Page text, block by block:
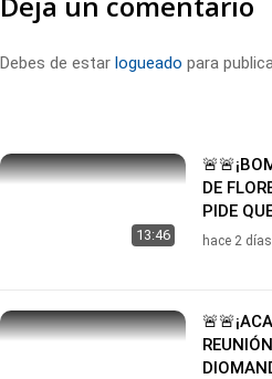
Debes de estar logueado para
13:46
DE
PIDE
hace 2 días